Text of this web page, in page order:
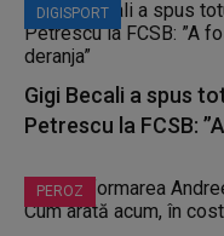
DIGISPORT
Gigi Becali a spus
Petrescu la FCSB:
PEROZ